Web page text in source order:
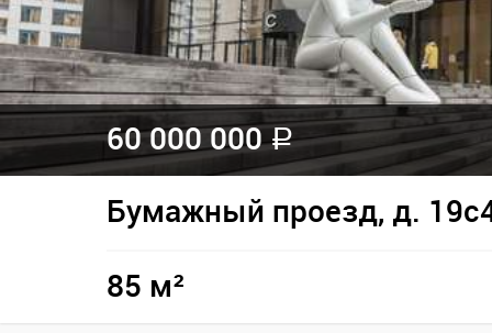
60 000 000a
Бумажный проезд, д.
85 м²